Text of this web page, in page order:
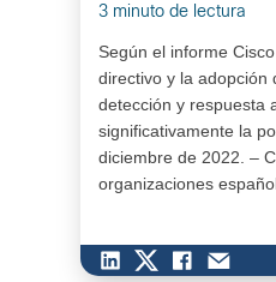
3 minuto de lectura
Según el informe
directivo y la adopción
detección y respuesta
significativamente la
diciembre de 2022. –
organizaciones